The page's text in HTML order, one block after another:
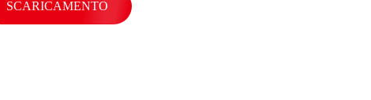
SCARICAMENTO